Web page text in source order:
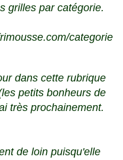
grilles par catégorie.
categorie
dans cette rubrique
petits bonheurs de
très prochainement.
de loin puisqu'elle